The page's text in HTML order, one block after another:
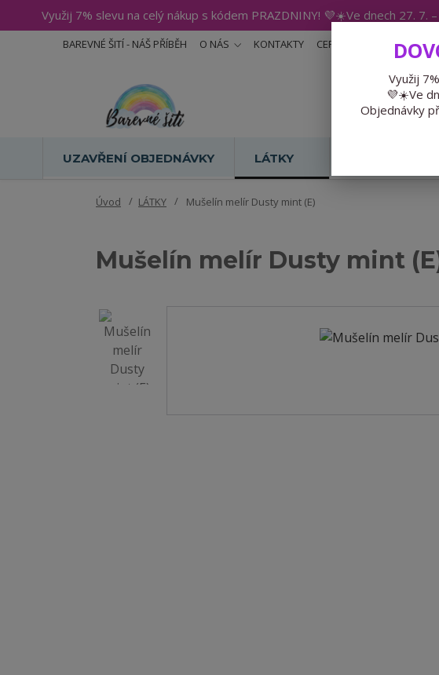
Využij 7% slevu na celý nákup s kódem PRAZDNINY! 💜☀️Ve dnech 27.
BAREVNÉ ŠITÍ - NÁŠ PŘÍBĚH O NÁS KONTAKTY CERTIFIKÁTY BLOG
UZAVŘENÍ OBJEDNÁVKY LÁTKY
Úvod LÁTKY Mušelín melír Dusty mint (E)
Mušelín melír Dusty mint
Využij
💜☀️Ve
Objednávky